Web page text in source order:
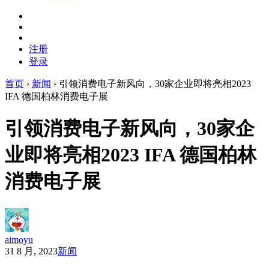
注册
登录
首页 › 新闻 › 引领消费电子新风向，30家企业即将亮相2023
IFA 德国柏林消费电子展
引领消费电子新风向，30家企
业即将亮相2023 IFA 德国柏林
消费电子展
aimoyu
31 8 月, 2023新闻